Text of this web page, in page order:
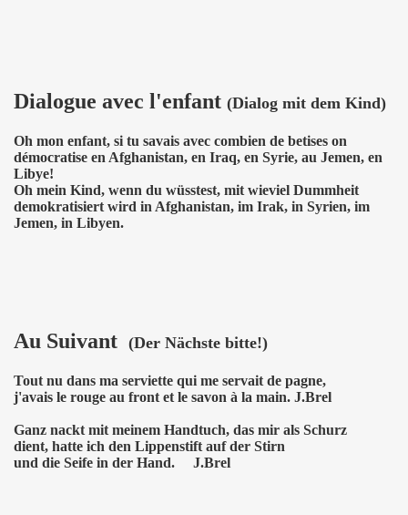
Dialogue avec l'enfant (Dialog mit dem Kind)
Oh mon enfant, si tu savais avec combien de betises on
démocratise en Afghanistan, en Iraq, en Syrie, au Jemen, en
Libye!
Oh mein Kind, wenn du wüsstest, mit wieviel Dummheit
demokratisiert wird in Afghanistan, im Irak, in Syrien, im
Jemen, in Libyen.
Au Suivant (Der Nächste bitte!)
Tout nu dans ma serviette qui me servait de pagne,
j'avais le rouge au front et le savon à la main. J.Brel
Ganz nackt mit meinem Handtuch, das mir als Schurz
dient, hatte ich den Lippenstift auf der Stirn
und die Seife in der Hand. J.Brel